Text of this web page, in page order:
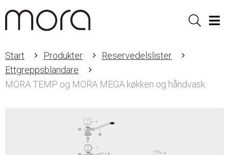
Sök
Start Produkter
Reservedelslister
Ettgreppsblandare
MORA TEMP og MORA MEGA køkken og håndvask